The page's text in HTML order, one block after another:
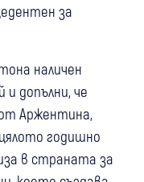
за
наличен
и допълни, че
Аржентина,
годишно
в страната за